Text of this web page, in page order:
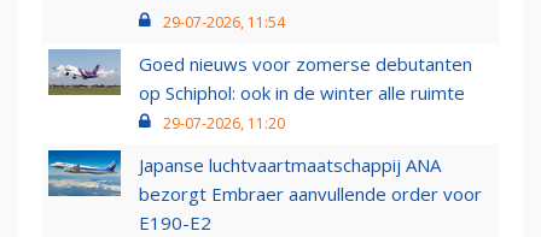
29-07-2026, 11:54
Goed nieuws voor zomerse debutanten
op Schiphol: ook in de winter alle ruimte
29-07-2026, 11:20
Japanse luchtvaartmaatschappij ANA
bezorgt Embraer aanvullende order voor
E190-E2